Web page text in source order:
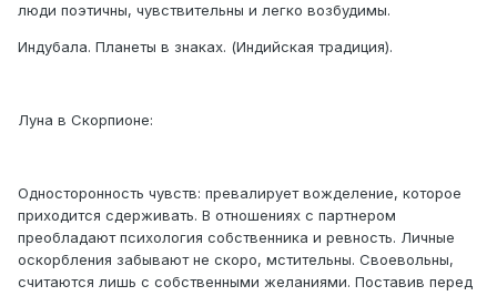
люди поэтичны, чувствительны и легко возбудимы.
Индубала. Планеты в знаках. (Индийская традиция).
Луна в Скорпионе:
Односторонность чувств: превалирует вожделение, которое
приходится сдерживать. В отношениях с партнером
преобладают психология собственника и ревность. Личные
оскорбления забывают не скоро, мстительны. Своевольны,
считаются лишь с собственными желаниями. Поставив перед